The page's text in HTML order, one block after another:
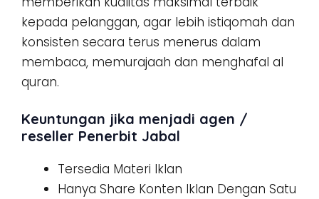
kepada pelanggan, agar lebih istiqomah dan
konsisten secara terus menerus dalam
membaca, memurajaah dan menghafal al
quran.
Keuntungan jika menjadi agen /
reseller Penerbit Jabal
Tersedia Materi Iklan
Hanya Share Konten Iklan Dengan Satu